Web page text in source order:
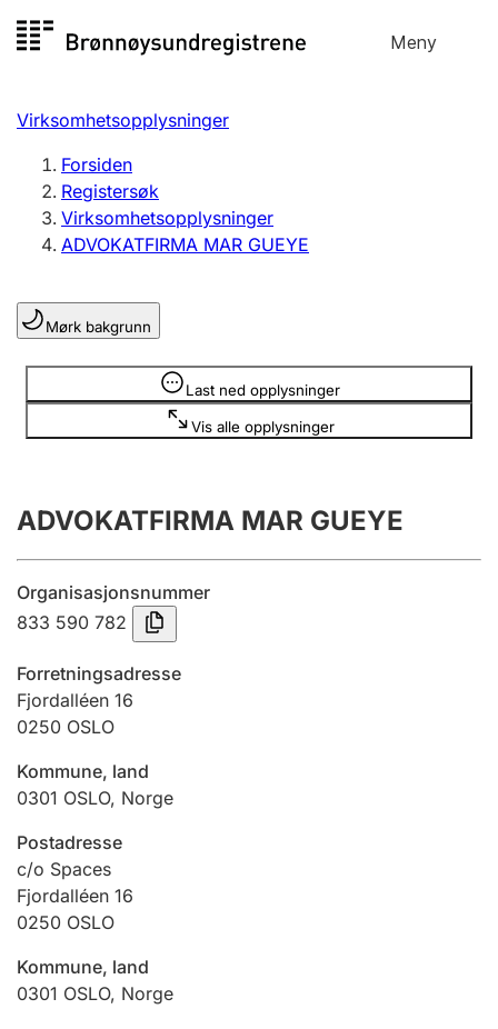
til
Meny
Registersøk
Aksjeselskap
Enkeltpersonforetak
Registrere, endre, slette
Lag og forening
Registrere, endre, slette
Årsregnskap
Innsending og forsinkelsesgebyr
Jeger
Ektepaktveileder
Offentlig sektor
Andre tema
Virksomhetsopplysninger
Forsiden
Registersøk
Virksomhetsopplysninger
ADVOKATFIRMA MAR GUEYE
Mørk bakgrunn
Last ned opplysninger
Vis alle opplysninger
Opplysninger er skjult
ADVOKATFIRMA MAR GUEYE
Organisasjonsnummer
833 590 782
Forretningsadresse
Fjordalléen 16
0250 OSLO
Kommune, land
0301 OSLO, Norge
Postadresse
c/o Spaces
Fjordalléen 16
0250 OSLO
Kommune, land
0301 OSLO, Norge